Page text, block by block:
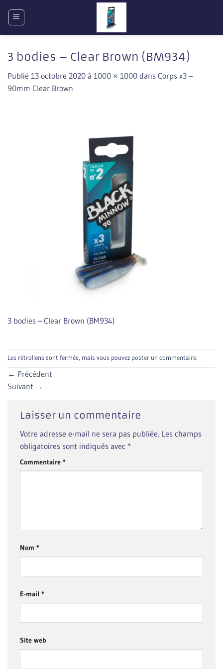
3 bodies – Clear Brown (BM934)
Publié 13 octobre 2020 à 1000 × 1000 dans Corps x3 –
90mm Clear Brown
3 bodies – Clear Brown (BM934)
Les rétroliens sont fermés, mais vous pouvez poster un commentaire.
← Précédent
Suivant →
Laisser un commentaire
Votre adresse e-mail ne sera pas publiée. Les champs
obligatoires sont indiqués avec *
Commentaire *
Nom *
E-mail *
Site web